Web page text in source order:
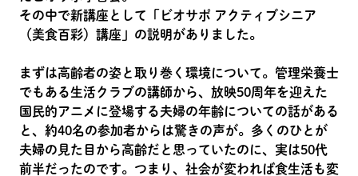
その中で新講座として「ビオサポ アクティブシニア
（美食百彩）講座」の説明がありました。
まずは高齢者の姿と取り巻く環境について。管理栄養士
でもある生活クラブの講師から、放映50周年を迎えた
国民的アニメに登場する夫婦の年齢についての話がある
と、約40名の参加者からは驚きの声が。多くのひとが
夫婦の見た目から高齢だと思っていたのに、実は50代
前半だったのです。つまり、社会が変われば食生活も変